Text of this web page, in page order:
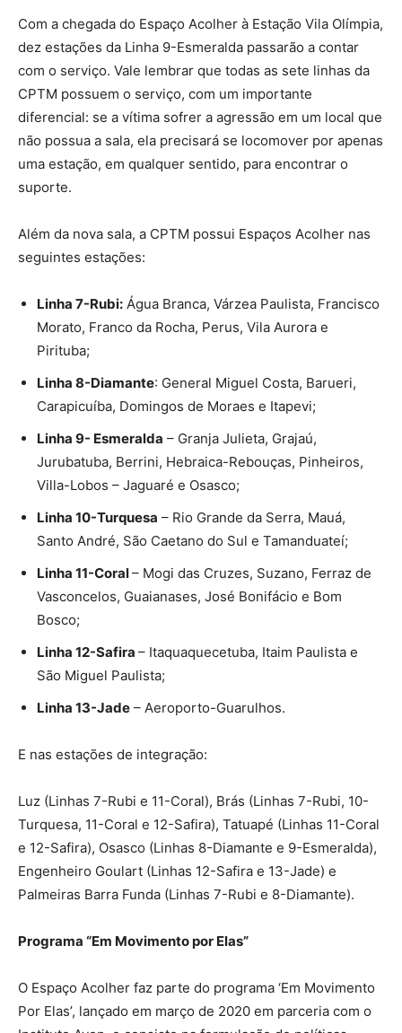
Com a chegada do Espaço Acolher à Estação Vila Olímpia,
dez estações da Linha 9-Esmeralda passarão a contar
com o serviço. Vale lembrar que todas as sete linhas da
CPTM possuem o serviço, com um importante
diferencial: se a vítima sofrer a agressão em um local que
não possua a sala, ela precisará se locomover por apenas
uma estação, em qualquer sentido, para encontrar o
suporte.
Além da nova sala, a CPTM possui Espaços Acolher nas
seguintes estações:
Linha 7-Rubi: Água Branca, Várzea Paulista, Francisco
Morato, Franco da Rocha, Perus, Vila Aurora e
Pirituba;
Linha 8-Diamante: General Miguel Costa, Barueri,
Carapicuíba, Domingos de Moraes e Itapevi;
Linha 9- Esmeralda – Granja Julieta, Grajaú,
Jurubatuba, Berrini, Hebraica-Rebouças, Pinheiros,
Villa-Lobos – Jaguaré e Osasco;
Linha 10-Turquesa – Rio Grande da Serra, Mauá,
Santo André, São Caetano do Sul e Tamanduateí;
Linha 11-Coral– Mogi das Cruzes, Suzano, Ferraz de
Vasconcelos, Guaianases, José Bonifácio e Bom
Bosco;
Linha 12-Safira – Itaquaquecetuba, Itaim Paulista e
São Miguel Paulista;
Linha 13-Jade – Aeroporto-Guarulhos.
E nas estações de integração:
Luz (Linhas 7-Rubi e 11-Coral), Brás (Linhas 7-Rubi, 10-
Turquesa, 11-Coral e 12-Safira), Tatuapé (Linhas 11-Coral
e 12-Safira), Osasco (Linhas 8-Diamante e 9-Esmeralda),
Engenheiro Goulart (Linhas 12-Safira e 13-Jade) e
Palmeiras Barra Funda (Linhas 7-Rubi e 8-Diamante).
Programa “Em Movimento por Elas”
O Espaço Acolher faz parte do programa ‘Em Movimento
Por Elas’, lançado em março de 2020 em parceria com o